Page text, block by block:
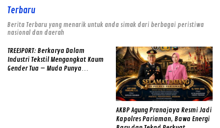
Terbaru
Berita Terbaru yang menarik untuk anda simak dari berbagai peristiwa
nasional dan daerah
TREESPORT: Berkarya Dalam
Industri Tekstil Mengangkat Kaum
Gender Tua – Muda Punya
AKBP Agung Pranajaya Resmi Jadi
Kapolres Pariaman, Bawa Energi